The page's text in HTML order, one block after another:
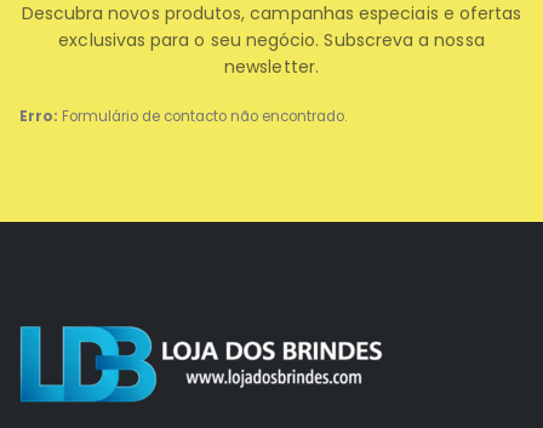
Erro: Formulário de contacto não encontrado.
Descubra novos produtos, campanhas especiais e ofertas
exclusivas para o seu negócio. Subscreva a nossa
newsletter.